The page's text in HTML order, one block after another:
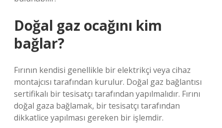
Doğal gaz ocağını kim
bağlar?
Fırının kendisi genellikle bir elektrikçi veya cihaz
montajcısı tarafından kurulur. Doğal gaz bağlantısı
sertifikalı bir tesisatçı tarafından yapılmalıdır. Fırını
doğal gaza bağlamak, bir tesisatçı tarafından
dikkatlice yapılması gereken bir işlemdir.